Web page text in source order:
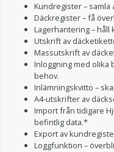
Kundregister –
Däckregister – få
Lagerhantering – håll
Utskrift av
Massutskrift av
Inloggning med olika
behov.
Inlämningskvitto –
A4-utskrifter av
Import från tidigare
befintlig data.*
Export av
Loggfunktion –